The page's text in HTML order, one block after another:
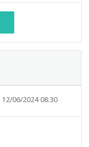
12/06/2024 08:30